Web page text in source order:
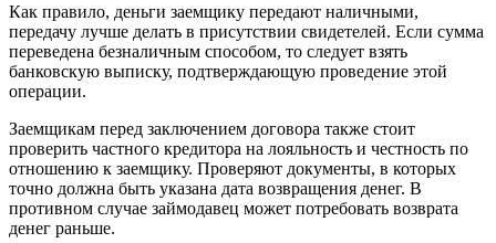
Как правило, деньги заемщику передают наличными,
передачу лучше делать в присутствии свидетелей. Если сумма
переведена безналичным способом, то следует взять
банковскую выписку, подтверждающую проведение этой
операции.
Заемщикам перед заключением договора также стоит
проверить частного кредитора на лояльность и честность по
отношению к заемщику. Проверяют документы, в которых
точно должна быть указана дата возвращения денег. В
противном случае займодавец может потребовать возврата
денег раньше.